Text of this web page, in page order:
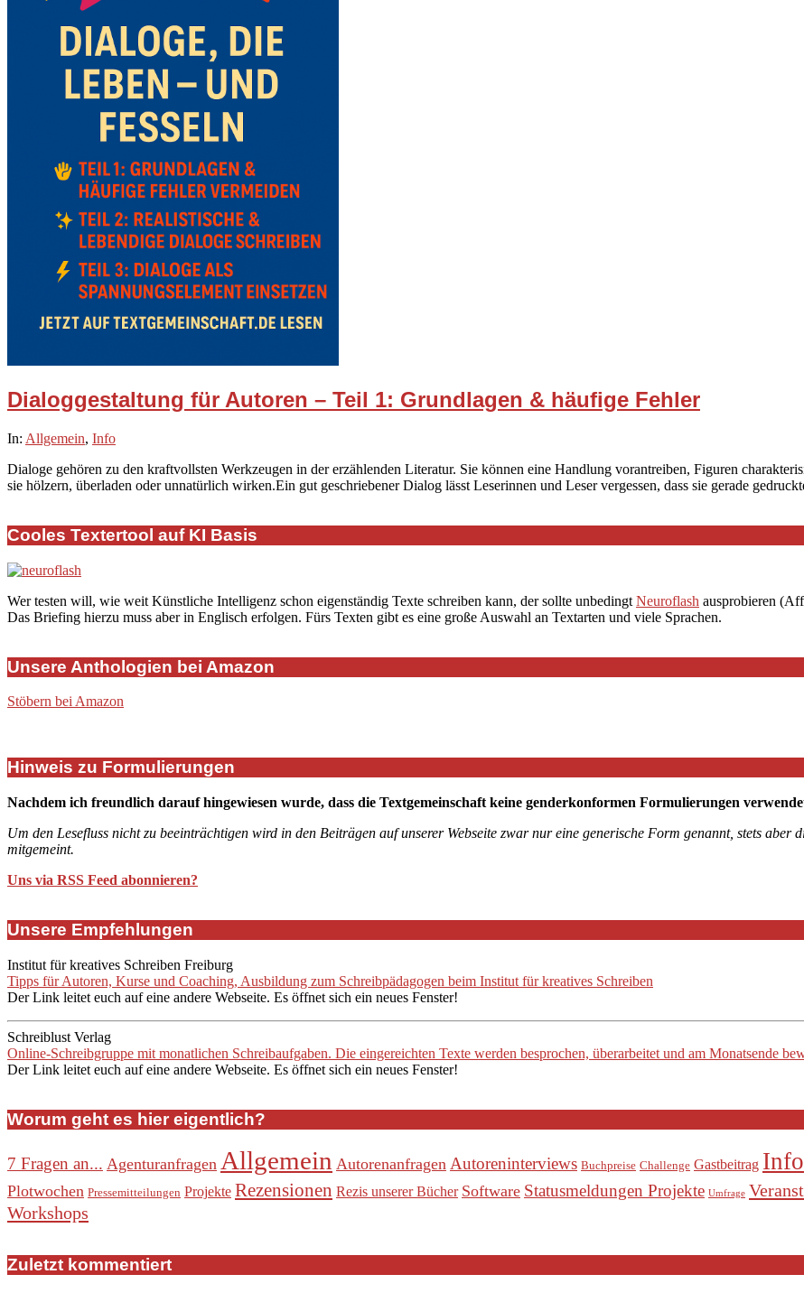
Dialoggestaltung für Autoren – Teil 1: Grundlagen & häufige Fehler
2025-
16
In: Allgemein, Info
Dialoge gehören zu den kraftvollsten Werkzeugen in der erzählenden Literatur. Sie können eine Handlung vorantreiben, Figuren
sie hölzern, überladen oder unnatürlich wirken.Ein gut geschriebener Dialog lässt Leserinnen und Leser vergessen, dass sie gerade
Cooles Textertool auf KI Basis
Wer testen will, wie weit Künstliche Intelligenz schon eigenständig Texte schreiben kann, der sollte unbedingt Neuroflash ausprobieren
Das Briefing hierzu muss aber in Englisch erfolgen. Fürs Texten gibt es eine große Auswahl an Textarten und viele Sprachen.
Unsere Anthologien bei Amazon
Stöbern bei Amazon
Hinweis zu Formulierungen
Nachdem ich freundlich darauf hingewiesen wurde, dass die Textgemeinschaft keine genderkonformen Formulierungen
Um den Lesefluss nicht zu beeinträchtigen wird in den Beiträgen auf unserer Webseite zwar nur eine generische Form genannt, stets
mitgemeint.
Uns via RSS Feed abonnieren?
Unsere Empfehlungen
Institut für kreatives Schreiben Freiburg
Tipps für Autoren, Kurse und Coaching, Ausbildung zum Schreibpädagogen beim Institut für kreatives Schreiben
Der Link leitet euch auf eine andere Webseite. Es öffnet sich ein neues Fenster!
Schreiblust Verlag
Online-Schreibgruppe mit monatlichen Schreibaufgaben. Die eingereichten Texte werden besprochen, überarbeitet und am Monatsende
Der Link leitet euch auf eine andere Webseite. Es öffnet sich ein neues Fenster!
Worum geht es hier eigentlich?
7 Fragen an... Agenturanfragen Allgemein Autorenanfragen Autoreninterviews Buchpreise Challenge Gastbeitrag Info
Plotwochen Pressemitteilungen Projekte Rezensionen Rezis unserer Bücher Software Statusmeldungen Projekte Umfrage
Workshops
Zuletzt kommentiert